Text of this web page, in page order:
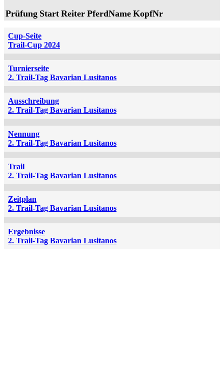
Prüfung Start Reiter PferdName KopfNr
Cup-Seite
Trail-Cup 2024
Turnierseite
2. Trail-Tag Bavarian Lusitanos
Ausschreibung
2. Trail-Tag Bavarian Lusitanos
Nennung
2. Trail-Tag Bavarian Lusitanos
Trail
2. Trail-Tag Bavarian Lusitanos
Zeitplan
2. Trail-Tag Bavarian Lusitanos
Ergebnisse
2. Trail-Tag Bavarian Lusitanos